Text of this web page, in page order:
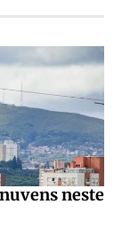
neste